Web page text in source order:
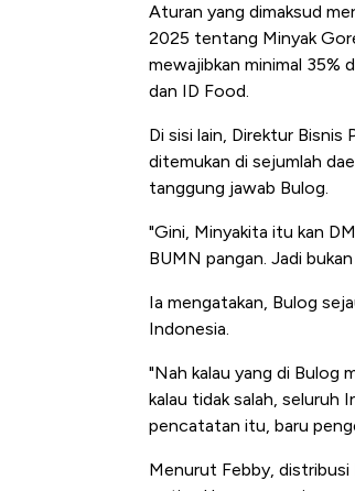
Aturan yang dimaksud
2025 tentang Minyak
mewajibkan minimal 35%
dan ID Food.
Di sisi lain, Direktur
ditemukan di sejumlah
tanggung jawab Bulog.
"Gini, Minyakita itu kan
BUMN pangan. Jadi
Ia mengatakan, Bulog
Indonesia.
"Nah kalau yang di Bulog
kalau tidak salah, seluruh
pencatatan itu, baru
Menurut Febby, distribusi